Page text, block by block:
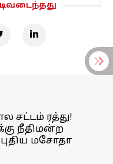
சட்டம் ரத்து!
நீதிமன்ற
மசோதா